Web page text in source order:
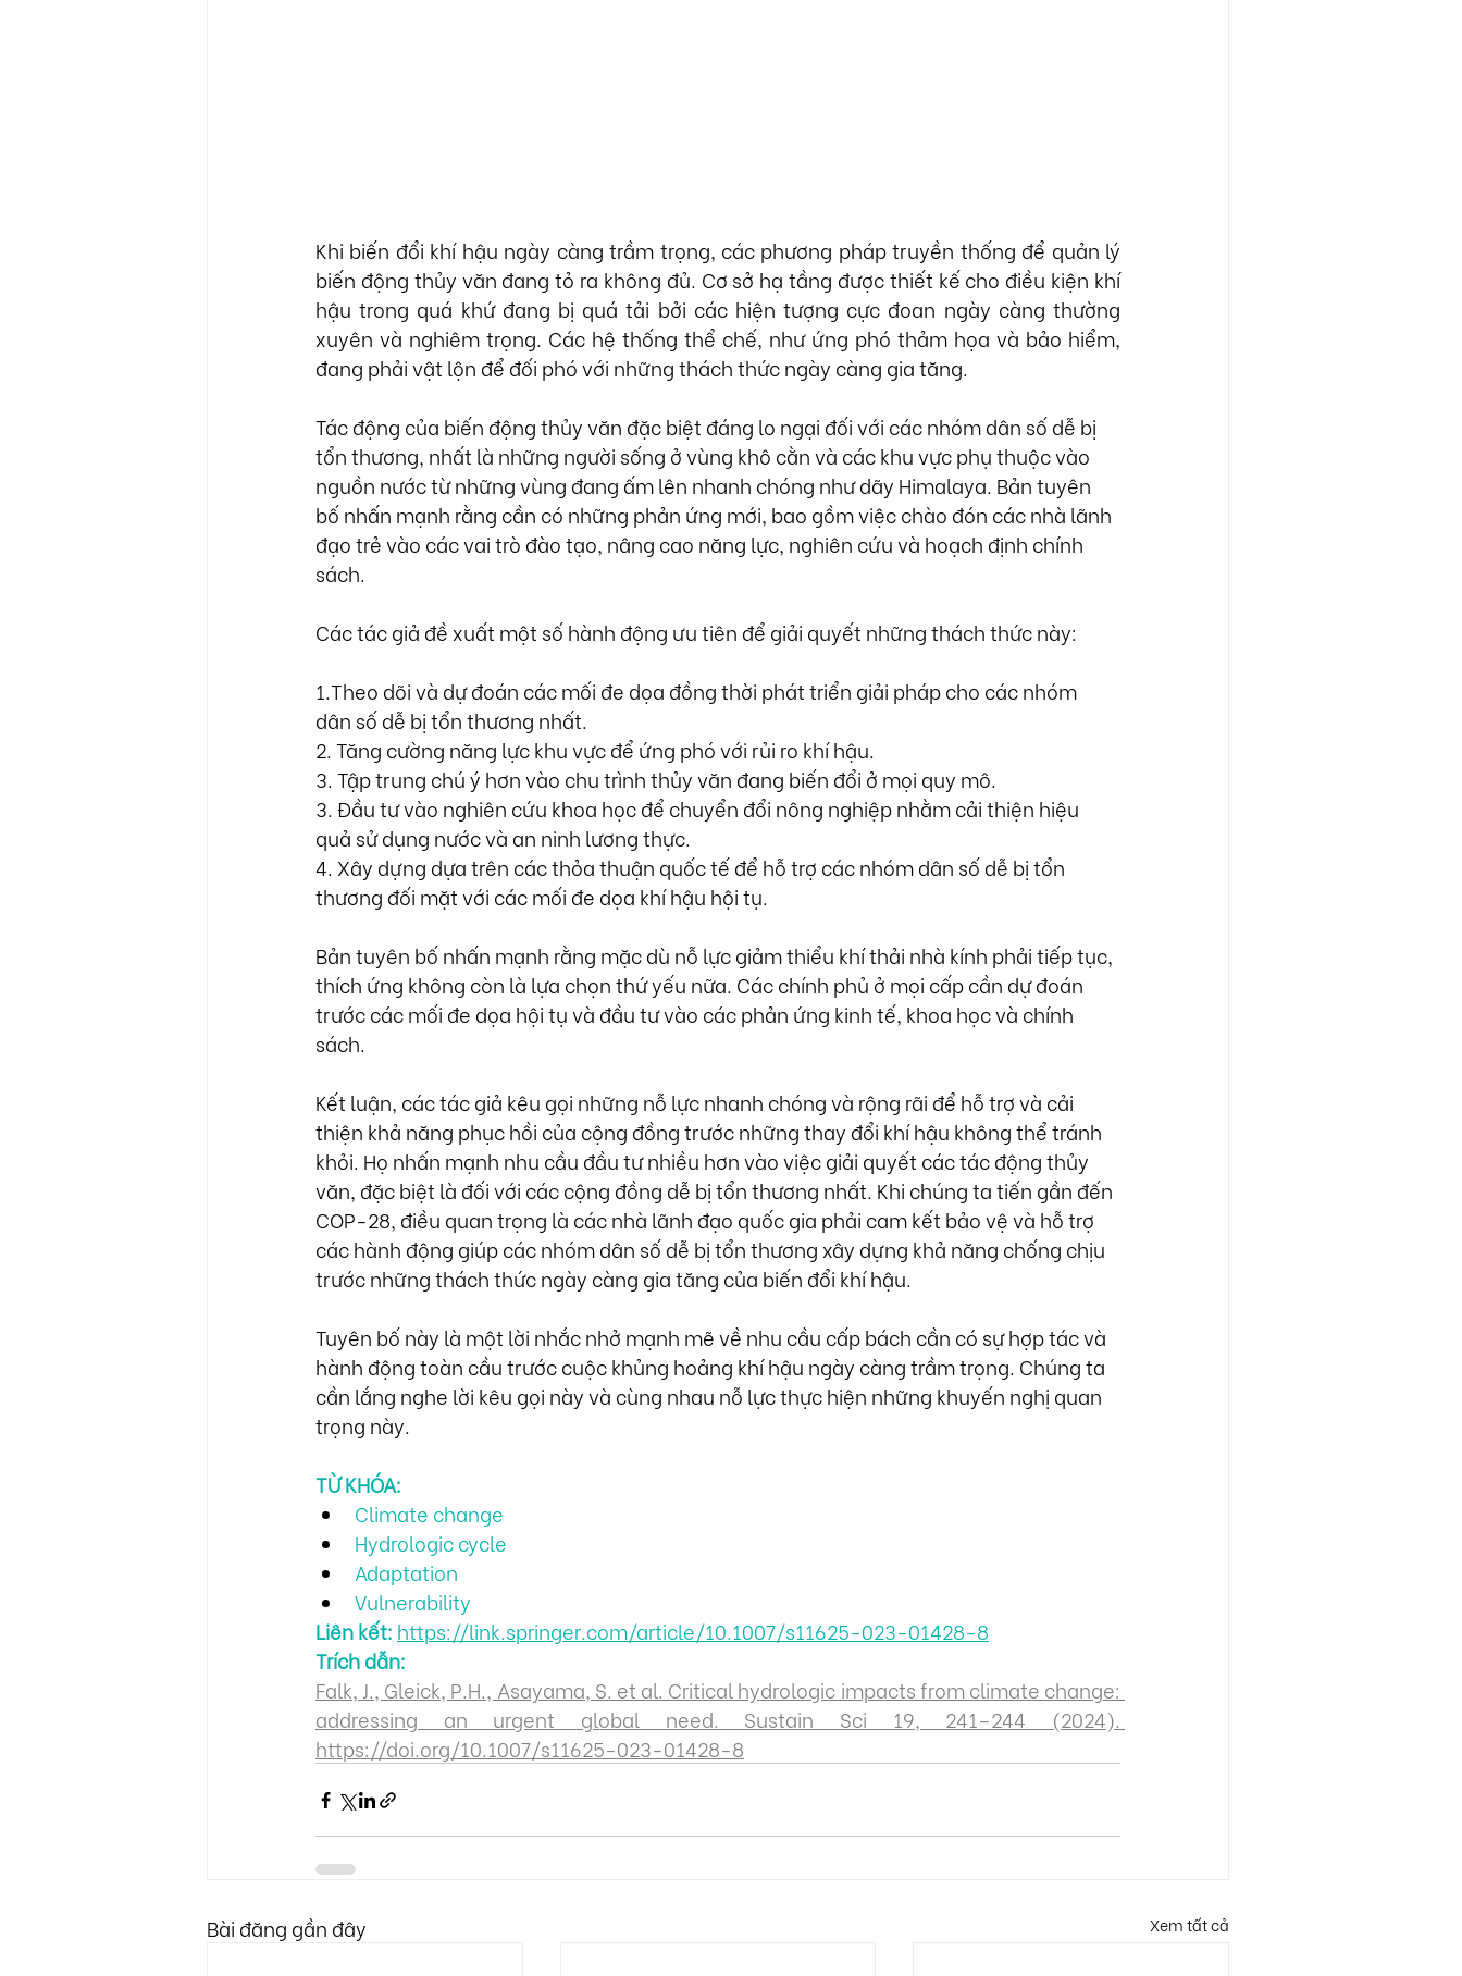
Khi biến đổi khí hậu ngày càng trầm trọng, các phương pháp truyền thống để quản lý
biến động thủy văn đang tỏ ra không đủ. Cơ sở hạ tầng được thiết kế cho điều kiện khí
hậu trong quá khứ đang bị quá tải bởi các hiện tượng cực đoan ngày càng thường
xuyên và nghiêm trọng. Các hệ thống thể chế, như ứng phó thảm họa và bảo hiểm,
đang phải vật lộn để đối phó với những thách thức ngày càng gia tăng.
Tác động của biến động thủy văn đặc biệt đáng lo ngại đối với các nhóm dân số dễ bị
tổn thương, nhất là những người sống ở vùng khô cằn và các khu vực phụ thuộc vào
nguồn nước từ những vùng đang ấm lên nhanh chóng như dãy Himalaya. Bản tuyên
bố nhấn mạnh rằng cần có những phản ứng mới, bao gồm việc chào đón các nhà lãnh
đạo trẻ vào các vai trò đào tạo, nâng cao năng lực, nghiên cứu và hoạch định chính
sách.
Các tác giả đề xuất một số hành động ưu tiên để giải quyết những thách thức này:
1.Theo dõi và dự đoán các mối đe dọa đồng thời phát triển giải pháp cho các nhóm
dân số dễ bị tổn thương nhất.
2. Tăng cường năng lực khu vực để ứng phó với rủi ro khí hậu.
3. Tập trung chú ý hơn vào chu trình thủy văn đang biến đổi ở mọi quy mô.
3. Đầu tư vào nghiên cứu khoa học để chuyển đổi nông nghiệp nhằm cải thiện hiệu
quả sử dụng nước và an ninh lương thực.
4. Xây dựng dựa trên các thỏa thuận quốc tế để hỗ trợ các nhóm dân số dễ bị tổn
thương đối mặt với các mối đe dọa khí hậu hội tụ.
Bản tuyên bố nhấn mạnh rằng mặc dù nỗ lực giảm thiểu khí thải nhà kính phải tiếp tục,
thích ứng không còn là lựa chọn thứ yếu nữa. Các chính phủ ở mọi cấp cần dự đoán
trước các mối đe dọa hội tụ và đầu tư vào các phản ứng kinh tế, khoa học và chính
sách.
Kết luận, các tác giả kêu gọi những nỗ lực nhanh chóng và rộng rãi để hỗ trợ và cải
thiện khả năng phục hồi của cộng đồng trước những thay đổi khí hậu không thể tránh
khỏi. Họ nhấn mạnh nhu cầu đầu tư nhiều hơn vào việc giải quyết các tác động thủy
văn, đặc biệt là đối với các cộng đồng dễ bị tổn thương nhất. Khi chúng ta tiến gần đến
COP-28, điều quan trọng là các nhà lãnh đạo quốc gia phải cam kết bảo vệ và hỗ trợ
các hành động giúp các nhóm dân số dễ bị tổn thương xây dựng khả năng chống chịu
trước những thách thức ngày càng gia tăng của biến đổi khí hậu.
Tuyên bố này là một lời nhắc nhở mạnh mẽ về nhu cầu cấp bách cần có sự hợp tác và
hành động toàn cầu trước cuộc khủng hoảng khí hậu ngày càng trầm trọng. Chúng ta
cần lắng nghe lời kêu gọi này và cùng nhau nỗ lực thực hiện những khuyến nghị quan
trọng này.
TỪ KHÓA:
Climate change
Hydrologic cycle
Adaptation
Vulnerability
Liên kết: https://link.springer.com/article/10.1007/s11625-023-01428-8
Trích dẫn:
Falk, J., Gleick, P.H., Asayama, S. et al. Critical hydrologic impacts from climate change:
addressing an urgent global need. Sustain Sci 19, 241–244 (2024).
https://doi.org/10.1007/s11625-023-01428-8
Bài đăng gần đây Xem tất cả